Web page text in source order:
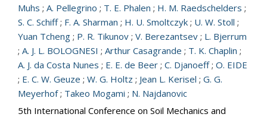
Muhs ; A. Pellegrino ; T. E. Phalen ; H. M. Raedschelders ;
S. C. Schiff; F. A. Sharman ; H. U. Smoltczyk ; U. W. Stoll ;
Yuan Tcheng ; P. R. Tikunov ; V. Berezantsev ; L. Bjerrum
; A. J. L. BOLOGNESI ; Arthur Casagrande ; T. K. Chaplin ;
A. J. da Costa Nunes ; E. E. de Beer ; C. Djanoeff; O. EIDE
; E. C. W. Geuze ; W. G. Holtz ; Jean L. Kerisel ; G. G.
Meyerhof; Takeo Mogami ; N. Najdanovic
5th International Conference on Soil Mechanics and